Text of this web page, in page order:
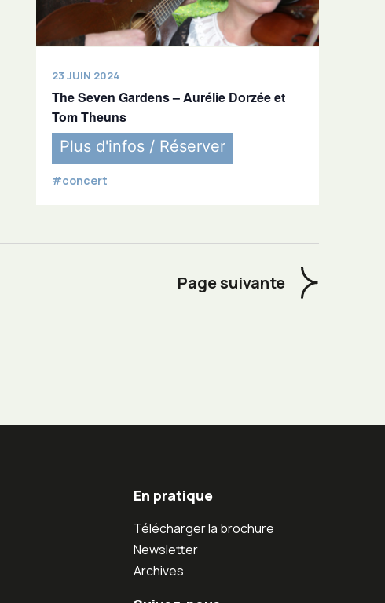
23 JUIN 2024
The Seven Gardens – Aurélie Dorzée et
Tom Theuns
Plus d'infos / Réserver
#concert
Page suivante
En pratique
Télécharger la brochure
Newsletter
Archives